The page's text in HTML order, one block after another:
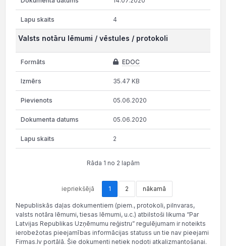
4
Valsts notāru lēmumi / vēstules / protokoli
EDOC
35.47 KB
05.06.2020
05.06.2020
2
Rāda 1 no 2 lapām
iepriekšējā 1 2 nākamā
Nepubliskās daļas dokumentiem (piem., protokoli, pilnvaras,
valsts notāra lēmumi, tiesas lēmumi, u.c.) atbilstoši likuma “Par
Latvijas Republikas Uzņēmumu reģistru” regulējumam ir noteikts
ierobežotas pieejamības informācijas statuss un tie nav pieejami
Firmas.lv portālā. Šie dokumenti netiek nodoti atkalizmantošanai.